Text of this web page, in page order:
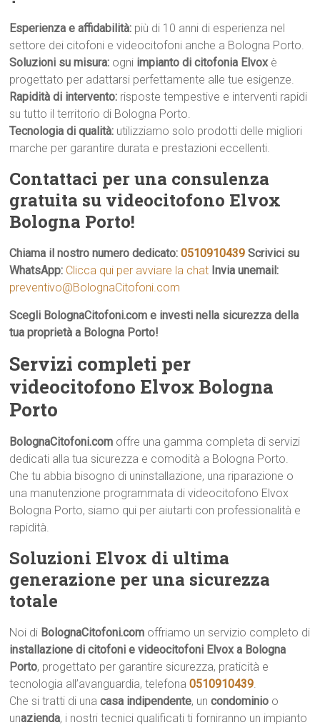
Esperienza e affidabilità: più di 10 anni di esperienza nel
settore dei citofoni e videocitofoni anche a Bologna Porto.
Soluzioni su misura: ogni impianto di citofonia Elvoxè
progettato per adattarsi perfettamente alle tue esigenze.
Rapidità di intervento: risposte tempestive e interventi rapidi
su tutto il territorio di Bologna Porto.
Tecnologia di qualità: utilizziamo solo prodotti delle migliori
marche per garantire durata e prestazioni eccellenti.
Contattaci per una consulenza
gratuita su videocitofono Elvox
Bologna Porto!
Chiama il nostro numero dedicato:0510910439 Scrivici su
WhatsApp: Clicca qui per avviare la chat Invia unemail:
preventivo@BolognaCitofoni.com
Scegli BolognaCitofoni.com e investi nella sicurezza della
tua proprietà a Bologna Porto!
Servizi completi per
videocitofono Elvox Bologna
Porto
BolognaCitofoni.com offre una gamma completa di servizi
dedicati alla tua sicurezza e comodità a Bologna Porto.
Che tu abbia bisogno di uninstallazione, una riparazione o
una manutenzione programmata di videocitofono Elvox
Bologna Porto, siamo qui per aiutarti con professionalità e
rapidità.
Soluzioni Elvox di ultima
generazione per una sicurezza
totale
Noi di BolognaCitofoni.com offriamo un servizio completo di
installazione di citofoni e videocitofoni Elvox a Bologna
Porto, progettato per garantire sicurezza, praticità e
tecnologia all’avanguardia, telefona0510910439.
Che si tratti di unacasa indipendente, uncondominio o
unazienda, i nostri tecnici qualificati ti forniranno un impianto